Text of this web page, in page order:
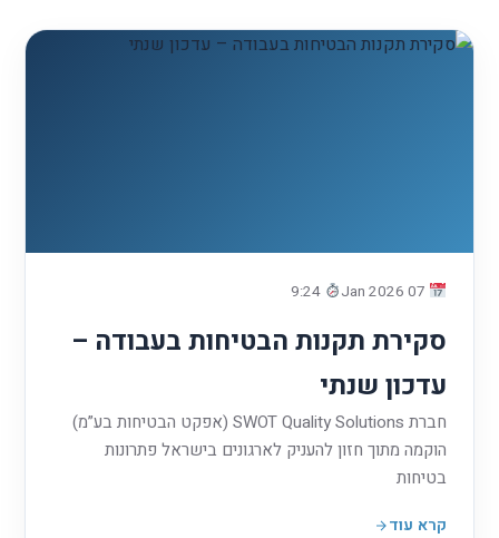
9:24
סקירת תקנות הבטיחות בעבודה –
עדכון שנתי
חברת SWOT Quality Solutions (אפקט הבטיחות בע”מ)
הוקמה מתוך חזון להעניק לארגונים בישראל פתרונות
בטיחות
קרא עוד